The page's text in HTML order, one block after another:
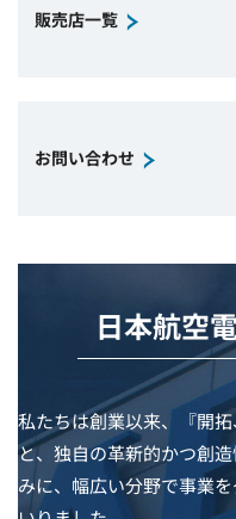
販売店一覧
お問い合わせ
日本航空
私たちは創業以来、『開
と、独自の革新的かつ創
みに、幅広い分野で事業